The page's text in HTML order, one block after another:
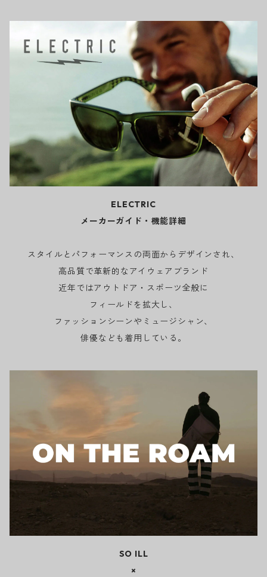
ELECTRIC
メーカーガイド・機能詳細
スタイルとパフォーマンスの両面からデザインされ、
高品質で革新的なアイウェアブランド
近年ではアウトドア・スポーツ全般に
フィールドを拡大し、
ファッションシーンやミュージシャン、
俳優なども着用している。
SO ILL
×